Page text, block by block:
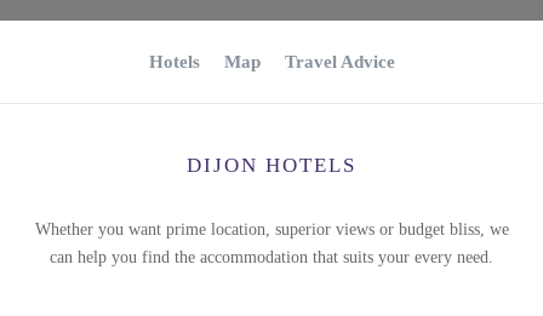
Hotels Map Travel Advice
DIJON HOTELS
Whether you want prime location, superior views or budget bliss, we
can help you find the accommodation that suits your every need.